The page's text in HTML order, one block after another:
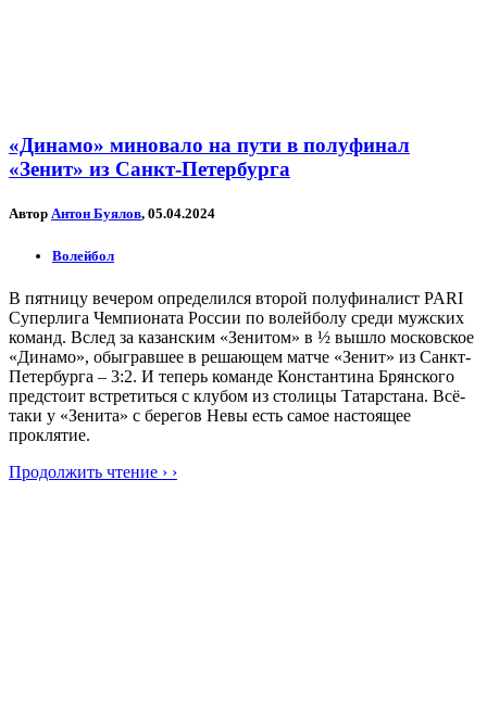
«Динамо» миновало на пути в полуфинал
«Зенит» из Санкт-Петербурга
Автор Антон Буялов, 05.04.2024
Волейбол
В пятницу вечером определился второй полуфиналист PARI
Суперлига Чемпионата России по волейболу среди мужских
команд. Вслед за казанским «Зенитом» в ½ вышло московское
«Динамо», обыгравшее в решающем матче «Зенит» из Санкт-
Петербурга – 3:2. И теперь команде Константина Брянского
предстоит встретиться с клубом из столицы Татарстана. Всё-
таки у «Зенита» с берегов Невы есть самое настоящее
проклятие.
Продолжить чтение › ›